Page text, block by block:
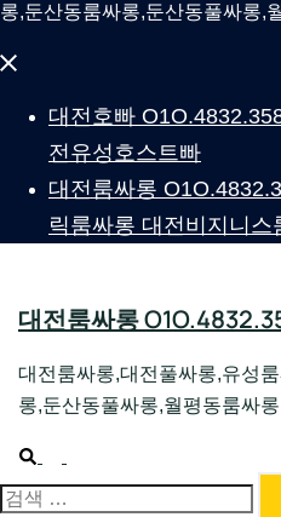
롱,둔산동룸싸롱,둔산동풀싸롱,
Close
대전호빠
전유성호스트빠
대전룸싸롱
릭룸싸롱 대전비지니스
대전룸싸롱
대전룸싸롱,대전풀싸롱,유성
롱,둔산동풀싸롱,월평동룸싸롱
Search
menu
검